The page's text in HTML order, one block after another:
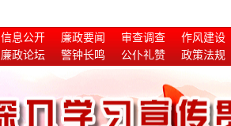
信息公开 廉政要闻 审查调查
作风建设
廉政论坛 警钟长鸣 公仆礼赞
政策法规